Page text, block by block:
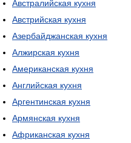
Австралийская кухня
Австрийская кухня
Азербайджанская кухня
Алжирская кухня
Американская кухня
Английская кухня
Аргентинская кухня
Армянская кухня
Африканская кухня